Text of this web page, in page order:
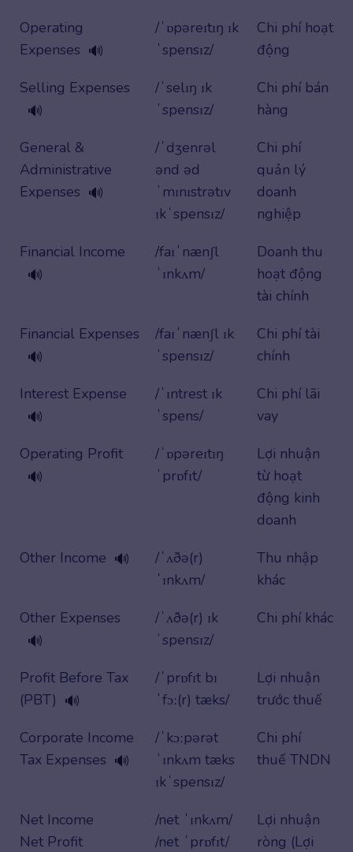
Operating
Expenses 🔊
/ˈɒpəreɪtɪŋ ɪk
ˈspensɪz/
Chi phí hoạt
động
Selling Expenses
🔊
/ˈselɪŋ ɪk
ˈspensɪz/
Chi phí bán
hàng
General &
Administrative
Expenses 🔊
/ˈdʒenrəl
ənd əd
ˈmɪnɪstrətɪv
ɪkˈspensɪz/
Chi phí
quản lý
doanh
nghiệp
Financial Income
🔊
/faɪˈnænʃl
ˈɪnkʌm/
Doanh thu
hoạt động
tài chính
Financial Expenses
🔊
/faɪˈnænʃl ɪk
ˈspensɪz/
Chi phí tài
chính
Interest Expense
🔊
/ˈɪntrest ɪk
ˈspens/
Chi phí lãi
vay
Operating Profit
🔊
/ˈɒpəreɪtɪŋ
ˈprɒfɪt/
Lợi nhuận
từ hoạt
động kinh
doanh
Other Income 🔊
/ˈʌðə(r)
ˈɪnkʌm/
Thu nhập
khác
Other Expenses
🔊
/ˈʌðə(r) ɪk
ˈspensɪz/
Chi phí khác
Profit Before Tax
(PBT) 🔊
/ˈprɒfɪt bɪ
ˈfɔː(r) tæks/
Lợi nhuận
trước thuế
Corporate Income
Tax Expenses 🔊
/ˈkɔːpərət
ˈɪnkʌm tæks
ɪkˈspensɪz/
Chi phí
thuế TNDN
Net Income
Net Profit
/net ˈɪnkʌm/
/net ˈprɒfɪt/
Lợi nhuận
ròng (Lợi